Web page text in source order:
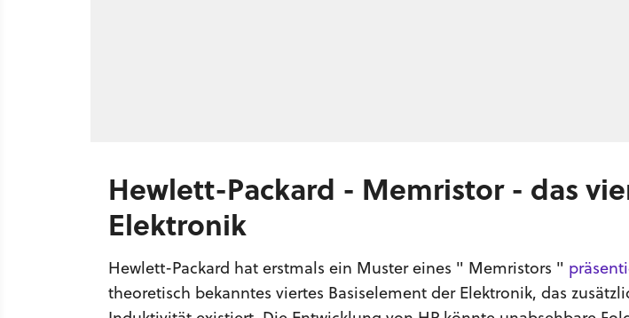
Hewlett-Packard - Memristor - das
Elektronik
Hewlett-Packard hat erstmals ein Muster eines " Memristors "
theoretisch bekanntes viertes Basiselement der Elektronik, das